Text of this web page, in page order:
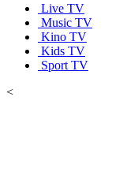
Live TV
Music TV
Kino TV
Kids TV
Sport TV
<